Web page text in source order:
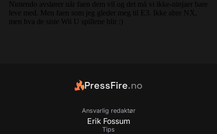
PressFire.no
Ansvarlig redaktør
Erik Fossum
Tips